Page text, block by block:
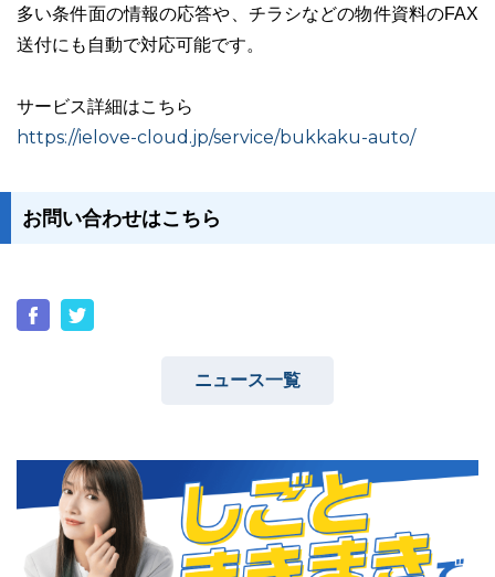
多い条件面の情報の応答や、チラシなどの物件資料のFAX
送付にも自動で対応可能です。
サービス詳細はこちら
https://ielove-cloud.jp/service/bukkaku-auto/
お問い合わせはこちら
ニュース一覧